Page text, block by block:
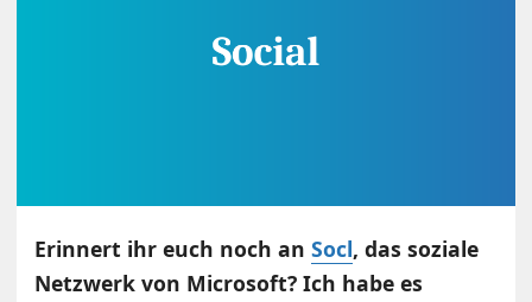
Erinnert ihr euch noch anSocl, das soziale
Netzwerk von Microsoft? Ich habe es